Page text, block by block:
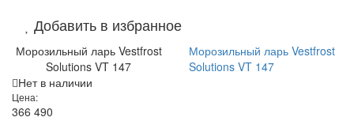
Добавить в избранное
Морозильный ларь Vestfrost
Solutions VT 147
Морозильный ларь Vestfrost
Solutions VT 147
Нет в наличии
Цена:
366 490